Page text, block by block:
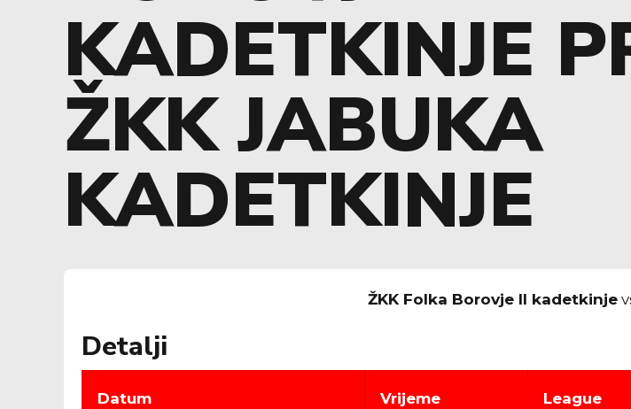
KADETKINJE
ŽKK JABUKA
KADETKINJE
ŽKK Folka Borovje II kadetkinje
Detalji
Datum Vrijeme League